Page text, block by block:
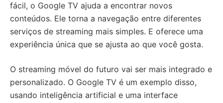
fácil, o Google TV ajuda a encontrar novos
conteúdos. Ele torna a navegação entre diferentes
serviços de streaming mais simples. E oferece uma
experiência única que se ajusta ao que você gosta.
O streaming móvel do futuro vai ser mais integrado e
personalizado. O Google TV é um exemplo disso,
usando inteligência artificial e uma interface